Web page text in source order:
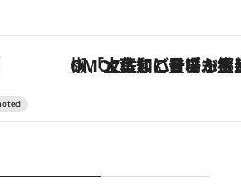
「土佐和ハーブかき氷」がOMO7高知に登場！生姜、山椒